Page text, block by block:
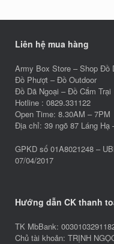
Liên hệ mua hàng
Army Box Store – Shop Đồ
Đồ Phượt – Đồ Outdoor
Đồ Dã Ngoại – Đồ Cắm Trại
Hotline : 0829.331122
Open Time: 8.30AM – 7PM
Địa chỉ: 39 ngõ 87 Láng Hạ
GPKD số 01A8021248 –
07/04/2017
Hướng dẫn CK thanh
TK MbBank:
Chủ tài khoản: TRỊNH